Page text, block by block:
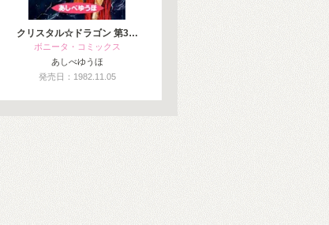
クリスタル☆ドラゴン 第3…
ボニータ・コミックス
あしべゆうほ
発売日：1982.11.05